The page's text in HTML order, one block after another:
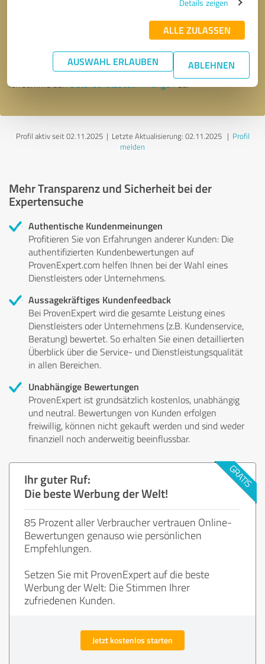
Details zeigen
ALLE ZULASSEN
AUSWAHL ERLAUBEN ABLEHNEN
* Erforderliche Angaben
Nachricht senden
Ich stimme denDatenschutzbestimmungenzu.
Profil aktiv seit 02.11.2025 | Letzte Aktualisierung: 02.11.2025| Profil
melden
Mehr Transparenz und Sicherheit bei der
Expertensuche
Authentische Kundenmeinungen
Profitieren Sie von Erfahrungen anderer Kunden: Die
authentifizierten Kundenbewertungen auf
ProvenExpert.com helfen Ihnen bei der Wahl eines
Dienstleisters oder Unternehmens.
Aussagekräftiges Kundenfeedback
Bei ProvenExpert wird die gesamte Leistung eines
Dienstleisters oder Unternehmens (z.B. Kundenservice,
Beratung) bewertet. So erhalten Sie einen detaillierten
Überblick über die Service- und Dienstleistungsqualität
in allen Bereichen.
Unabhängige Bewertungen
ProvenExpert ist grundsätzlich kostenlos, unabhängig
und neutral. Bewertungen von Kunden erfolgen
freiwillig, können nicht gekauft werden und sind weder
finanziell noch anderweitig beeinflussbar.
Ihr guter Ruf:
Die beste Werbung der Welt!
85 Prozent aller Verbraucher vertrauen Online-
Bewertungen genauso wie persönlichen
Empfehlungen.
Setzen Sie mit ProvenExpert auf die beste
Werbung der Welt: Die Stimmen Ihrer
zufriedenen Kunden.
Jetzt kostenlos starten